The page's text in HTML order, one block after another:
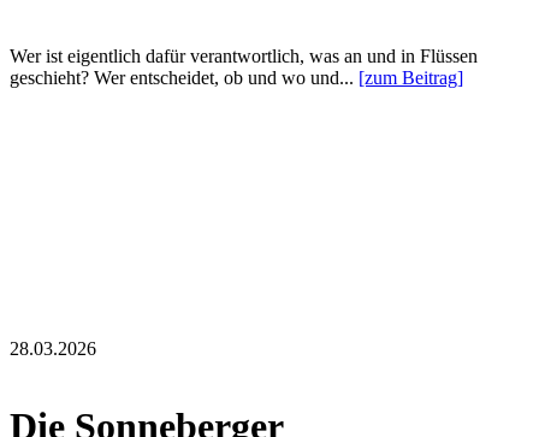
Wer ist eigentlich dafür verantwortlich, was an und in Flüssen
geschieht? Wer entscheidet, ob und wo und... [zum Beitrag]
28.03.2026
Die Sonneberger